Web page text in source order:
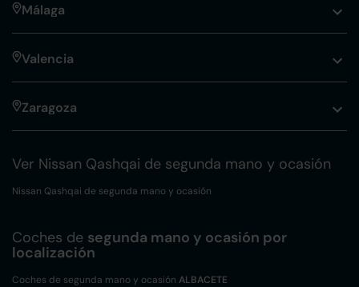
Málaga
Valencia
Zaragoza
Ver Nissan Qashqai de segunda mano y ocasión
Nissan Qashqai de segunda mano y ocasión
Coches de segunda mano y ocasión por
localización
Coches de segunda mano y ocasión ALBACETE